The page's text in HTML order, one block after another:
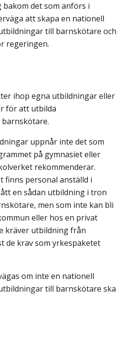
bakom det som anförs i
att skapa en nationell
till barnskötare och
regeringen.
ihop egna utbildningar eller
för att utbilda
uppnår inte det som
på gymnasiet eller
rekommenderar.
finns personal anställd i
en sådan utbildning i tron
men som inte kan bli
eller hos en privat
kräver utbildning från
de krav som yrkes­paketet
om inte en nationell
till barnskötare ska